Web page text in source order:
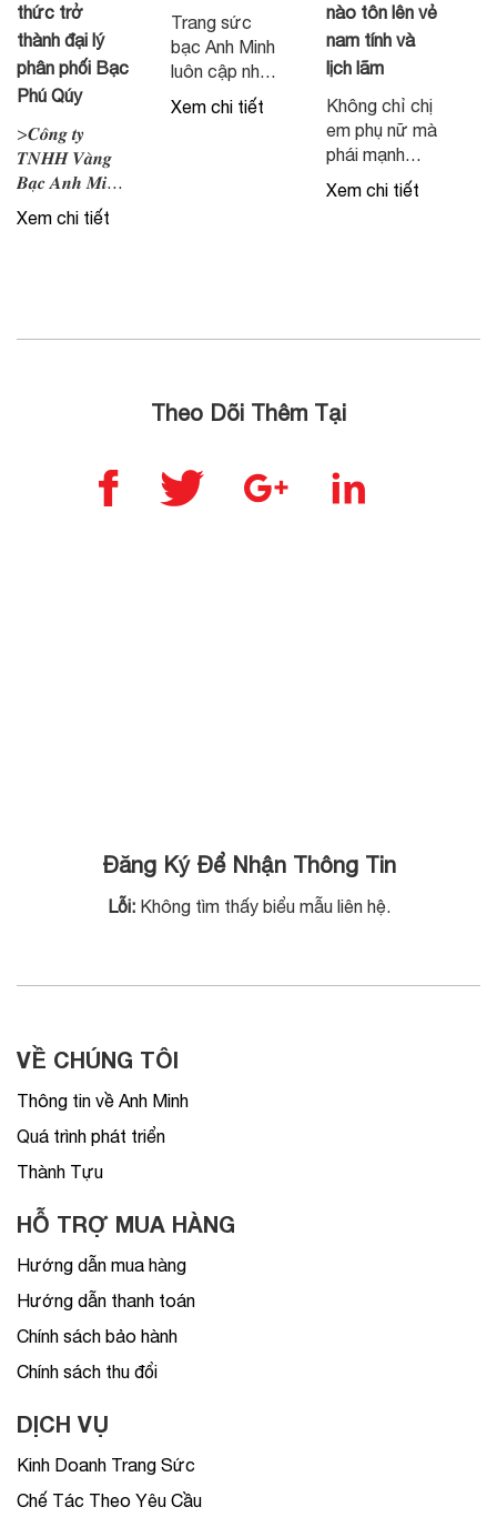
thức trở
thành đại lý
phân phối Bạc
Phú Qúy
>𝑪𝒐̂𝒏𝒈 𝒕𝒚
𝑻𝑵𝑯𝑯 𝑽𝒂̀𝒏𝒈
𝑩𝒂̣𝒄 𝑨𝒏𝒉 𝑴𝒊𝒏𝒉
𝒄𝒉𝒊́𝒏𝒉 𝒕𝒉𝒖̛́𝒄 𝒍𝒂̀
đ𝒂̣𝒊 𝒍𝒚́ 𝒖𝒚̉ 𝒒𝒖𝒚𝒆̂̀𝒏
chính thức tại
Xem chi tiết
Trang sức
bạc Anh Minh
luôn cập nhật
mẫu mã mới
nhất
Xem chi tiết
nào tôn lên vẻ
nam tính và
lịch lãm
Không chỉ chị
em phụ nữ mà
phái mạnh
cũng có thể
chọn lựa đeo
hiện sự nam
tính? Việc hiểu
từng vị trí đeo
nhẫn sẽ giúp
Xem chi tiết
Theo Dõi Thêm Tại
Đăng Ký Để Nhận Thông Tin
Lỗi:Không tìm thấy biểu mẫu liên hệ.
VỀ CHÚNG TÔI
Thông tin về Anh Minh
Quá trình phát triển
Thành Tựu
HỖ TRỢ MUA HÀNG
Hướng dẫn mua hàng
Hướng dẫn thanh toán
Chính sách bảo hành
Chính sách thu đổi
DỊCH VỤ
Kinh Doanh Trang Sức
Chế Tác Theo Yêu Cầu